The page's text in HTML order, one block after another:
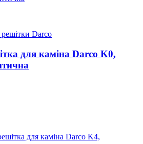
Darco
для каміна Darco K0,